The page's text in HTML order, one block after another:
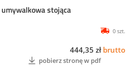
stojąca
0 szt.
444,35 zł brutto
pobierz stronę w pdf